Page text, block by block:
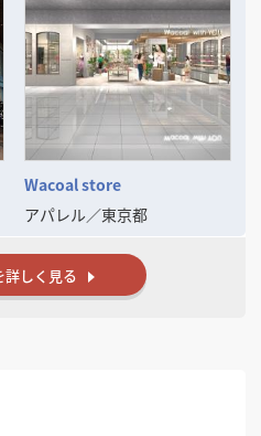
す。インフラと法規面を確認しま
デザインプランをご提案します。
。現場でのご相談にも随時対応し
のご相談まで継続して承ります。
せん。物件資料や平面図をお送り
地調査・概算お見積りはすべて無
Wacoal store
アパレル／東京都
詳しく見る